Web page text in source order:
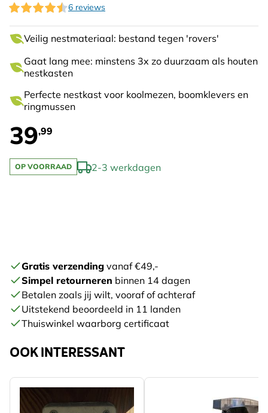
6 reviews
Veilig nestmateriaal: bestand tegen 'rovers'
Gaat lang mee: minstens 3x zo duurzaam als houten
nestkasten
Perfecte nestkast voor koolmezen, boomklevers en
ringmussen
39,99
OP VOORRAAD 2-3 werkdagen
Gratis verzending vanaf €49,-
Simpel retourneren binnen 14 dagen
Betalen zoals jij wilt, vooraf of achteraf
Uitstekend beoordeeld in 11 landen
Thuiswinkel waarborg certificaat
OOK INTERESSANT